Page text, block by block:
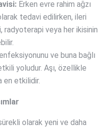
Erken evre rahim ağzı
tedavi edilirken, ileri
veya her ikisinin
ve buna bağlı
yoludur. Aşı, özellikle
en etkilidir.
olarak yeni ve daha